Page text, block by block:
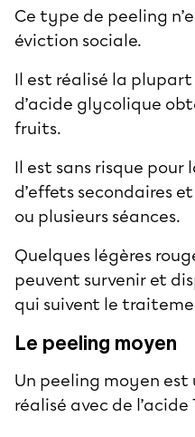
Ce type de peeling
éviction sociale.
Il est réalisé la
d’acide glycolique
fruits.
Il est sans risque pour
d’effets secondaires
ou plusieurs séances.
Quelques légères
peuvent survenir et
qui suivent le
Le peeling moyen
Un peeling moyen
réalisé avec de l’acide